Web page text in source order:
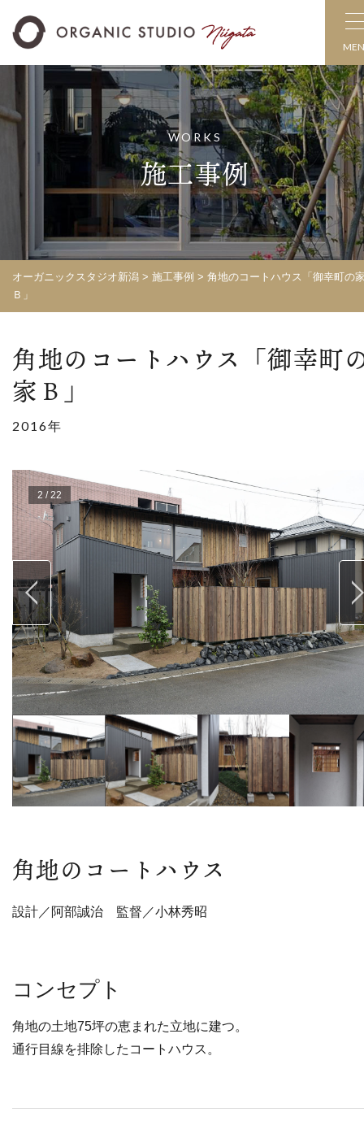
WORKS
施工事例
オーガニックスタジオ新潟 > 施工事例 > 角地のコートハウス「御幸町の
Ｂ」
角地のコートハウス「御幸町
家Ｂ」
2016年
2 /22
角地のコートハウス
設計／阿部誠治 監督／小林秀昭
コンセプト
角地の土地75坪の恵まれた立地に建つ。
通行目線を排除したコートハウス。